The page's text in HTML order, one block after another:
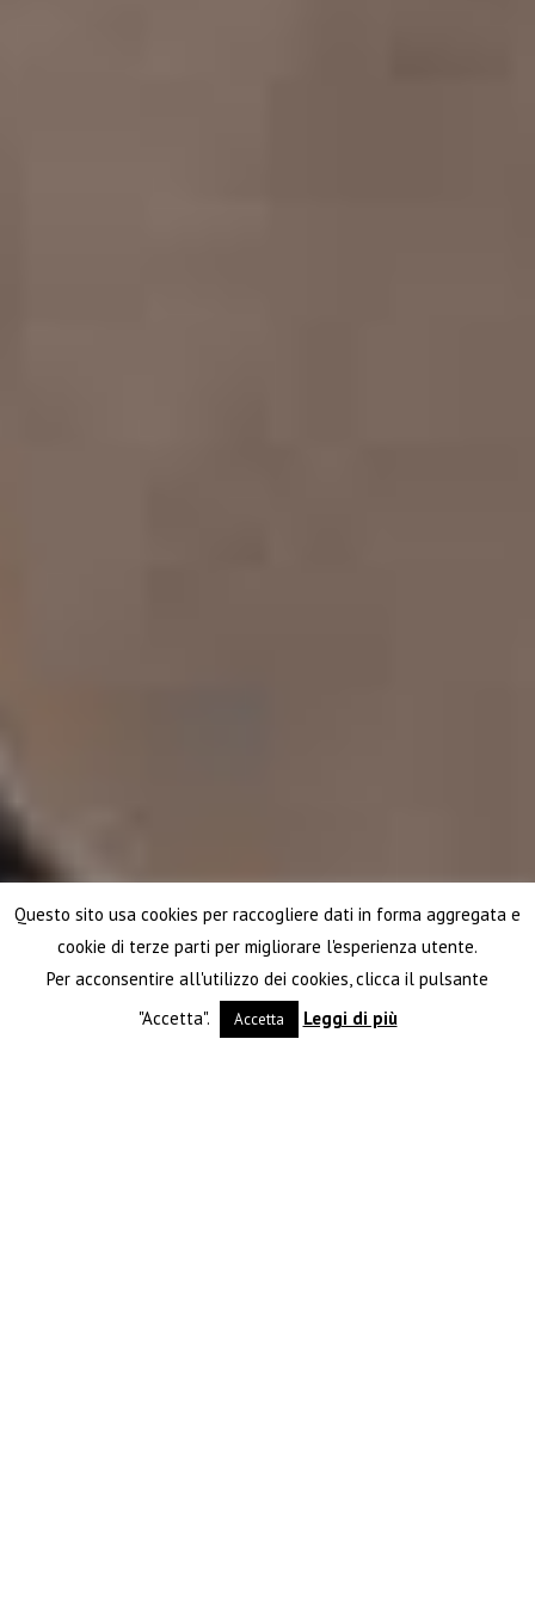
Questo sito usa cookies per raccogliere dati in forma aggregata e
cookie di terze parti per migliorare l'esperienza utente.
Per acconsentire all'utilizzo dei cookies, clicca il pulsante
"Accetta".
Accetta Leggi di più